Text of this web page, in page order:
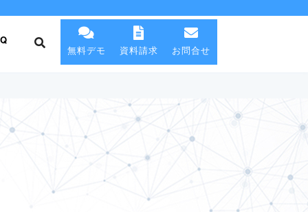
無料デモ 資料請求 お問合せ